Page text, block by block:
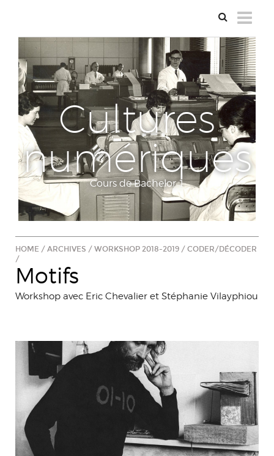
Cultures
numériques
Cours de Bachelor 1
HOME / ARCHIVES / WORKSHOP 2018-2019 / CODER/DÉCODER
/
Motifs
Workshop avec Eric Chevalier et Stéphanie Vilayphiou